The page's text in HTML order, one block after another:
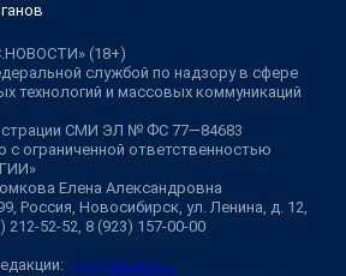
(18+)
службой по надзору в сфере
технологий и массовых коммуникаций
СМИ ЭЛ № ФС 77—84683
с ограниченной ответственностью
Елена Александровна
Россия, Новосибирск, ул. Ленина, д. 12,
212-52-52, 8 (923) 157-00-00
ngs@shkulev.ru